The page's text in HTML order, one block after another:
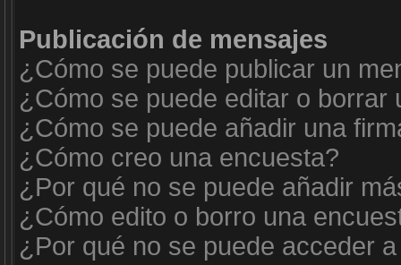
Publicación de mensajes
¿Cómo se puede publicar un
¿Cómo se puede editar o borrar
¿Cómo se puede añadir una
¿Cómo creo una encuesta?
¿Por qué no se puede añadir
¿Cómo edito o borro una
¿Por qué no se puede acceder